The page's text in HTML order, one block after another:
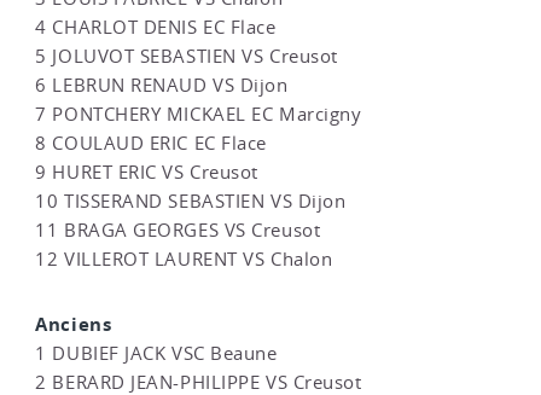
4 CHARLOT DENIS EC Flace
5 JOLUVOT SEBASTIEN VS Creusot
6 LEBRUN RENAUD VS Dijon
7 PONTCHERY MICKAEL EC Marcigny
8 COULAUD ERIC EC Flace
9 HURET ERIC VS Creusot
10 TISSERAND SEBASTIEN VS Dijon
11 BRAGA GEORGES VS Creusot
12 VILLEROT LAURENT VS Chalon
Anciens
1 DUBIEF JACK VSC Beaune
2 BERARD JEAN-PHILIPPE VS Creusot